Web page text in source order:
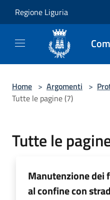
Regione Liguria
Home > Argomenti >
Tutte le pagine (7)
Tutte le
Manutenzione dei
al confine con